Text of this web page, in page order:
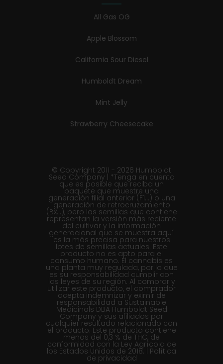
All Gas OG
Apple Blossom
California Sour Diesel
Humboldt Dream
Mint Jelly
Strawberry Cheesecake
© Copyright 2011 - 2026 Humboldt
Seed Company | *Tenga en cuenta
que es posible que reciba un
paquete que muestre una
generación filial anterior (F1...) o una
generación de retrocruzamiento
(Bx...), pero las semillas que contiene
representan la versión más reciente
del cultivar y la información
generacional que se muestra aquí
es la más precisa para nuestros
lotes de semillas actuales. Este
producto no es apto para el
consumo humano. El cannabis es
una planta muy regulada, por lo que
es su responsabilidad cumplir con
las leyes de su región. Al comprar y
utilizar este producto, el comprador
acepta indemnizar y eximir de
responsabilidad a Sustainable
Medicinals DBA Humboldt Seed
Company y sus afiliados por
cualquier resultado relacionado con
el producto. Este producto contiene
menos del 0,3 % de THC, de
conformidad con la Ley Agrícola de
los Estados Unidos de 2018. | Política
de privacidad